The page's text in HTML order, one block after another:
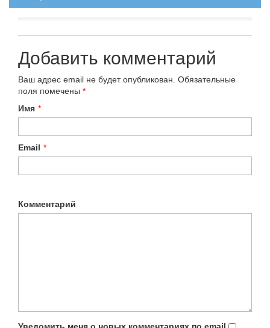
Добавить комментарий
Ваш адрес email не будет опубликован. Обязательные
поля помечены *
Имя *
Email *
Комментарий